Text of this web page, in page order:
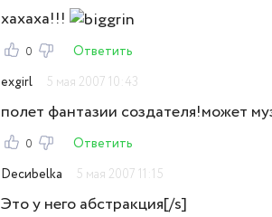
хахаха!!!
0
Ответить
exgirl
5 мая 2007 10:43
полет фантазии создателя!может
0
Ответить
Decиbelka
5 мая 2007 11:15
Это у него абстракция[/s]